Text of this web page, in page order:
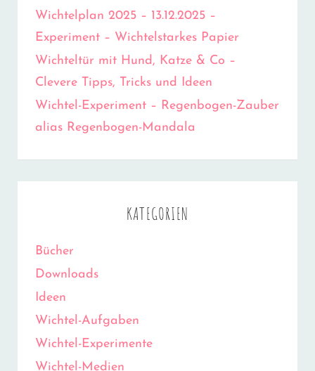
Wichtelplan 2025 – 13.12.2025 –
Experiment – Wichtelstarkes Papier
Wichteltür mit Hund, Katze & Co –
Clevere Tipps, Tricks und Ideen
Wichtel-Experiment – Regenbogen-Zauber
alias Regenbogen-Mandala
KATEGORIEN
Bücher
Downloads
Ideen
Wichtel-Aufgaben
Wichtel-Experimente
Wichtel-Medien